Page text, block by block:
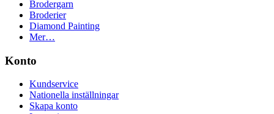
Brodergarn
Broderier
Diamond Painting
Mer…
Konto
Kundservice
Nationella inställningar
Skapa konto